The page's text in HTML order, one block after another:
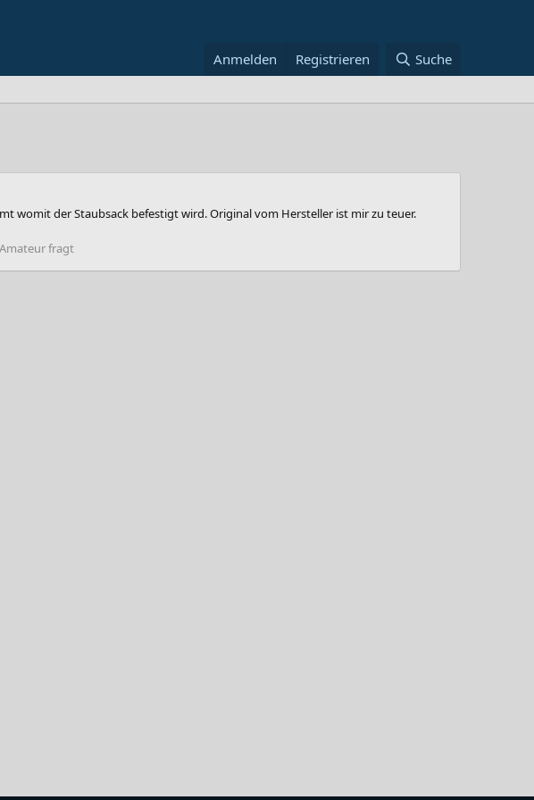
Anmelden Registrieren Suche
womit der Staubsack befestigt wird. Original vom Hersteller ist mir zu teuer.
Amateur fragt